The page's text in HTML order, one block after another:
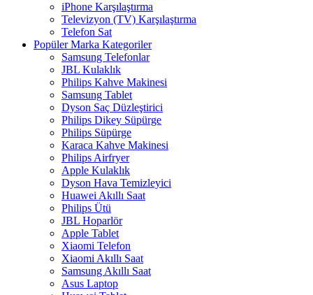
iPhone Karşılaştırma
Televizyon (TV) Karşılaştırma
Telefon Sat
Popüler Marka Kategoriler
Samsung Telefonlar
JBL Kulaklık
Philips Kahve Makinesi
Samsung Tablet
Dyson Saç Düzleştirici
Philips Dikey Süpürge
Philips Süpürge
Karaca Kahve Makinesi
Philips Airfryer
Apple Kulaklık
Dyson Hava Temizleyici
Huawei Akıllı Saat
Philips Ütü
JBL Hoparlör
Apple Tablet
Xiaomi Telefon
Xiaomi Akıllı Saat
Samsung Akıllı Saat
Asus Laptop